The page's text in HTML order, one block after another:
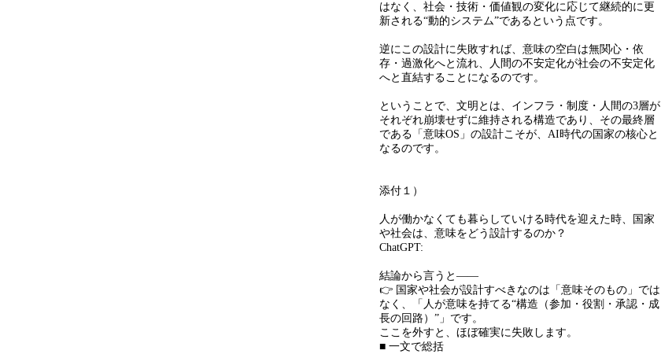
はなく、社会・技術・価値観の変化に応じて継続的に更
新される“動的システム”であるという点です。
逆にこの設計に失敗すれば、意味の空白は無関心・依
存・過激化へと流れ、人間の不安定化が社会の不安定化
へと直結することになるのです。
ということで、文明とは、インフラ・制度・人間の3層が
それぞれ崩壊せずに維持される構造であり、その最終層
である「意味OS 」の設計こそが、 AI時代の国家の核心と
なるのです。
添付１）
人が働かなくても暮らしていける時代を迎えた時、国家
や社会は、意味をどう設計するのか？
ChatGPT:
結論から言うと ——
👉 国家や社会が設計すべきなのは「意味そのもの」では
なく、「人が意味を持てる“構造（参加・役割・承認・成
長の回路） ” 」です。
ここを外すと、ほぼ確実に失敗します。
■ 一文で総括